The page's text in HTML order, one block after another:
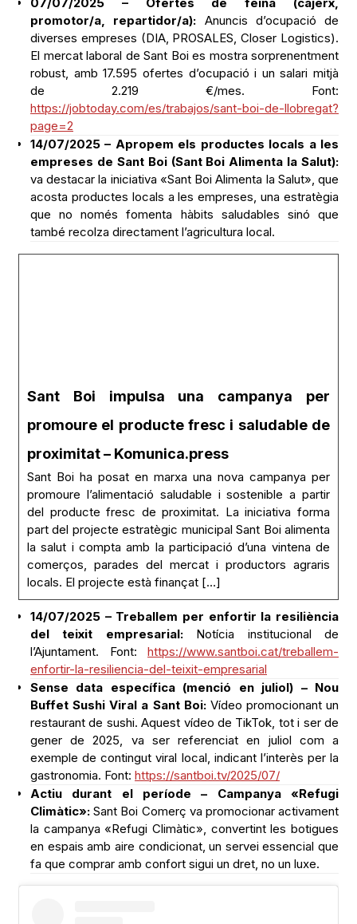
promotor/a, repartidor/a): Anuncis d’ocupació de
diverses empreses (DIA, PROSALES, Closer Logistics).
El mercat laboral de Sant Boi es mostra sorprenentment
robust, amb 17.595 ofertes d’ocupació i un salari mitjà
de 2.219 €/mes. Font:
https://jobtoday.com/es/trabajos/sant-boi-de-llobregat?
page=2
14/07/2025 – Apropem els productes locals a les
empreses de Sant Boi (Sant Boi Alimenta la Salut):
va destacar la iniciativa «Sant Boi Alimenta la Salut», que
acosta productes locals a les empreses, una estratègia
que no només fomenta hàbits saludables sinó que
també recolza directament l’agricultura local.
Sant Boi impulsa una campanya per
promoure el producte fresc i saludable de
proximitat – Komunica.press
Sant Boi ha posat en marxa una nova campanya per
promoure l’alimentació saludable i sostenible a partir
del producte fresc de proximitat. La iniciativa forma
part del projecte estratègic municipal Sant Boi alimenta
la salut i compta amb la participació d’una vintena de
comerços, parades del mercat i productors agraris
locals. El projecte està finançat […]
14/07/2025 – Treballem per enfortir la resiliència
del teixit empresarial:Notícia institucional de
l’Ajuntament. Font: https://www.santboi.cat/treballem-
enfortir-la-resiliencia-del-teixit-empresarial
Sense data específica (menció en juliol) – Nou
Buffet Sushi Viral a Sant Boi:Vídeo promocionant un
restaurant de sushi. Aquest vídeo de TikTok, tot i ser de
gener de 2025, va ser referenciat en juliol com a
exemple de contingut viral local, indicant l’interès per la
gastronomia. Font: https://santboi.tv/2025/07/
Actiu durant el període – Campanya «Refugi
Climàtic»: Sant Boi Comerç va promocionar activament
la campanya «Refugi Climàtic», convertint les botigues
en espais amb aire condicionat, un servei essencial que
fa que comprar amb confort sigui un dret, no un luxe.